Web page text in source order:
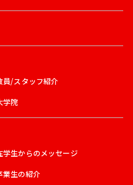
員/スタッフ紹介
学院
学生からのメッセージ
業生の紹介